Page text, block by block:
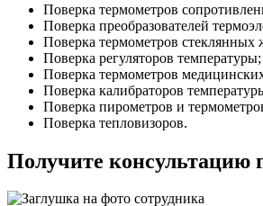
Поверка термометров
Поверка преобразователей
Поверка термометров стеклянных
Поверка регуляторов температуры;
Поверка термометров
Поверка калибраторов
Поверка пирометров и
Поверка тепловизоров.
Получите консультацию